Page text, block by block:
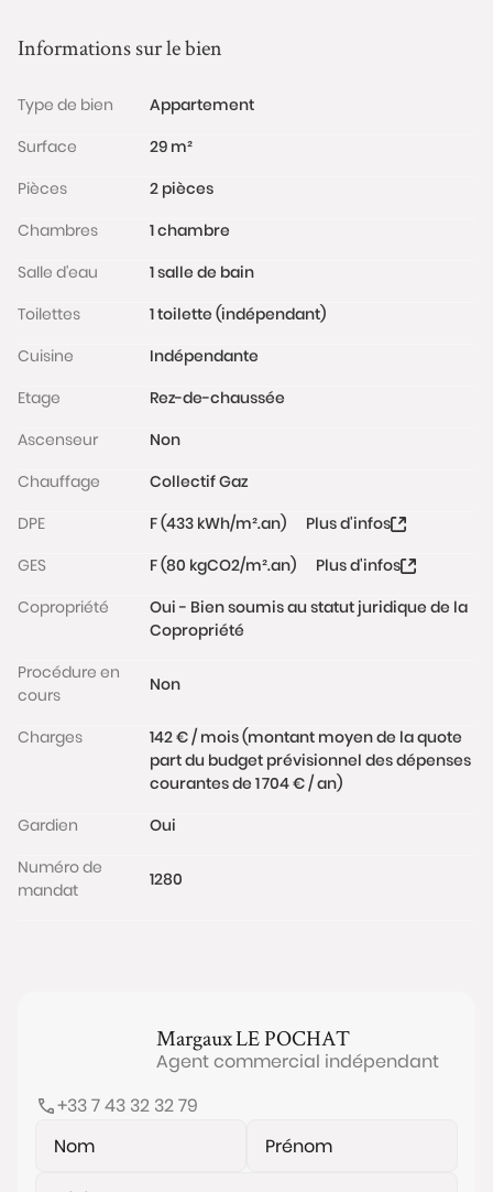
les charges générales, l'eau chaude, le chauffage...)
Taxe foncière : 163 €
une gardienne, se situe dans un quartier vivant de
Levallois-Perret, proche des commerces et
restaurants.
Les informations sur les risques auxquels ce bien est
www.georisques.gouv.fr
Informations sur le bien
Type de bien
Appartement
Surface
29 m²
Pièces
2 pièces
Chambres
1 chambre
Salle d'eau
1 salle de bain
Toilettes
1 toilette (indépendant)
Cuisine
Indépendante
Etage
Rez-de-chaussée
Ascenseur
Non
Chauffage
Collectif Gaz
DPE
F (433 kWh/m².an)
Plus d'infos
GES
F (80 kgCO2/m².an)
Plus d'infos
Copropriété
Oui - Bien soumis au statut juridique de la
Copropriété
Procédure en
cours
Non
Charges
142 € / mois (montant moyen de la quote
part du budget prévisionnel des dépenses
courantes de 1 704 € / an)
Gardien
Oui
Numéro de
mandat
1280
MargauxLE POCHAT
Agent commercial indépendant
+33 7 43 32 32 79